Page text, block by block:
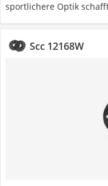
sportlichere Optik
Scc 12168W